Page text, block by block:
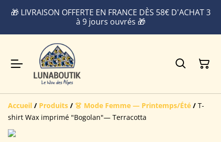
🎁 LIVRAISON OFFERTE EN FRANCE DÈS 58€ D'ACHAT 3
à 9 jours ouvrés 🎁
Accueil / Produits / 👗 Mode Femme — Printemps/Été / T-
shirt Wax imprimé "Bogolan"— Terracotta